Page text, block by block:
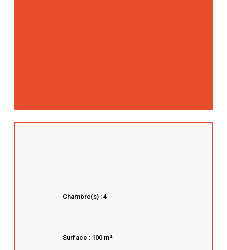
Chambre(s) :4
Surface : 100 m²